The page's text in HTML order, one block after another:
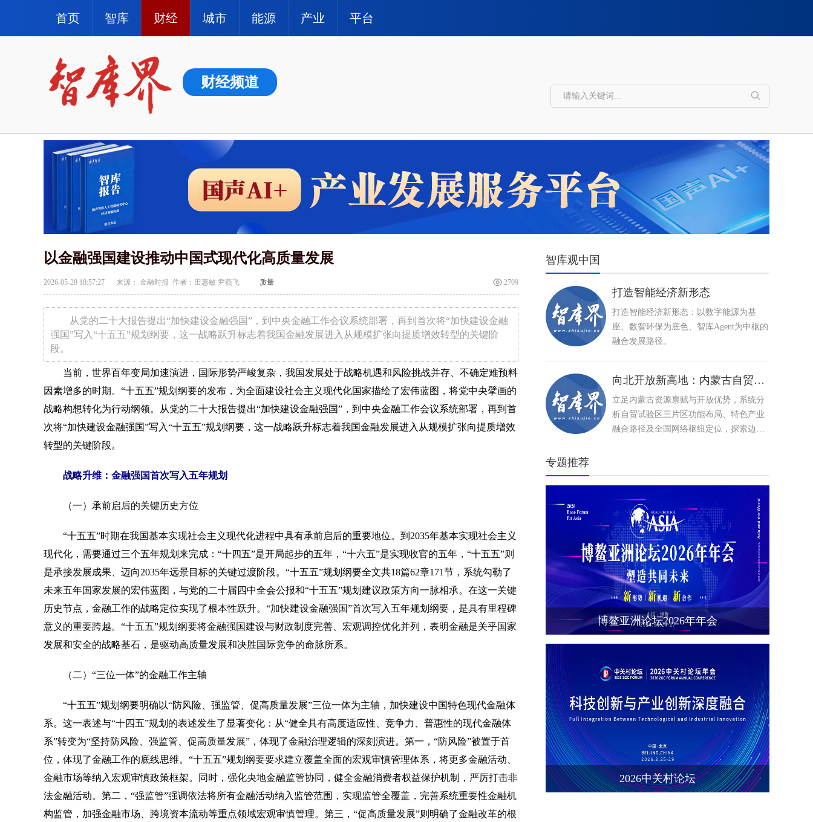
首页 智库 财经 城市 能源 产业 平台
财经频道
以金融强国建设推动中国式现代化高质量发展
2026-05-28 18:57:27 来源： 金融时报 作者：田惠敏 尹燕飞 质量 2709
从党的二十大报告提出“加快建设金融强国”，到中央金融工作会议系统部署，再到首次将“加快建设金融
强国”写入“十五五”规划纲要，这一战略跃升标志着我国金融发展进入从规模扩张向提质增效转型的关键阶
段。
当前，世界百年变局加速演进，国际形势严峻复杂，我国发展处于战略机遇和风险挑战并存、不确定难预料
因素增多的时期。“十五五”规划纲要的发布，为全面建设社会主义现代化国家描绘了宏伟蓝图，将党中央擘画的
战略构想转化为行动纲领。从党的二十大报告提出“加快建设金融强国”，到中央金融工作会议系统部署，再到首
次将“加快建设金融强国”写入“十五五”规划纲要，这一战略跃升标志着我国金融发展进入从规模扩张向提质增效
转型的关键阶段。
战略升维：金融强国首次写入五年规划
（一）承前启后的关键历史方位
“十五五”时期在我国基本实现社会主义现代化进程中具有承前启后的重要地位。到2035年基本实现社会主义
现代化，需要通过三个五年规划来完成：“十四五”是开局起步的五年，“十六五”是实现收官的五年，“十五五”则
是承接发展成果、迈向2035年远景目标的关键过渡阶段。“十五五”规划纲要全文共18篇62章171节，系统勾勒了
未来五年国家发展的宏伟蓝图，与党的二十届四中全会公报和“十五五”规划建议政策方向一脉相承。在这一关键
历史节点，金融工作的战略定位实现了根本性跃升。“加快建设金融强国”首次写入五年规划纲要，是具有里程碑
意义的重要跨越。“十五五”规划纲要将金融强国建设与财政制度完善、宏观调控优化并列，表明金融是关乎国家
发展和安全的战略基石，是驱动高质量发展和决胜国际竞争的命脉所系。
（二）“三位一体”的金融工作主轴
“十五五”规划纲要明确以“防风险、强监管、促高质量发展”三位一体为主轴，加快建设中国特色现代金融体
系。这一表述与“十四五”规划的表述发生了显著变化：从“健全具有高度适应性、竞争力、普惠性的现代金融体
系”转变为“坚持防风险、强监管、促高质量发展”，体现了金融治理逻辑的深刻演进。第一，“防风险”被置于首
位，体现了金融工作的底线思维。“十五五”规划纲要要求建立覆盖全面的宏观审慎管理体系，将更多金融活动、
金融市场等纳入宏观审慎政策框架。同时，强化央地金融监管协同，健全金融消费者权益保护机制，严厉打击非
法金融活动。第二，“强监管”强调依法将所有金融活动纳入监管范围，实现监管全覆盖，完善系统重要性金融机
构监管，加强金融市场、跨境资本流动等重点领域宏观审慎管理。第三，“促高质量发展”则明确了金融改革的根
智库观中国
打造智能经济新形态
打造智能经济新形态：以数字能源为基
座、数智环保为底色、智库Agent为中枢的
融合发展路径。
向北开放新高地：内蒙古自贸试验区建设与特色产业高质量发展路径
立足内蒙古资源禀赋与开放优势，系统分
析自贸试验区三片区功能布局、特色产业
融合路径及全国网络枢纽定位，探索边疆
专题推荐
博鳌亚洲论坛2026年年会
2026中关村论坛